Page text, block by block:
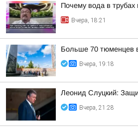
Почему вода в трубах
Вчера, 18:21
Больше 70 тюменцев
Вчера, 19:18
Леонид Слуцкий:
Вчера, 21:28